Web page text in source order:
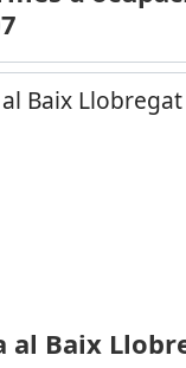
al Baix